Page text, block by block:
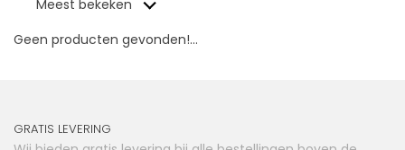
Meest bekeken
Geen producten gevonden!...
GRATIS LEVERING